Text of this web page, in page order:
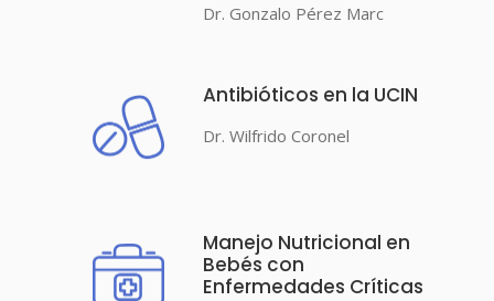
Dr. Gonzalo Pérez Marc
Antibióticos en la UCIN
Dr. Wilfrido Coronel
Manejo Nutricional en
Bebés con
Enfermedades Críticas